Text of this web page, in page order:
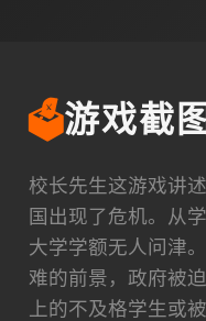
🗳️游戏截图
校长先生这游戏讲
国出现了危机。从
大学学额无人问津
难的前景，政府被
上的不及格学生或